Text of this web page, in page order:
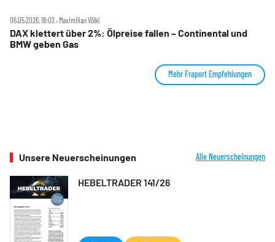
06.05.2026, 18:02 ‧ Maximilian Völkl
DAX klettert über 2%: Ölpreise fallen – Continental und
BMW geben Gas
Mehr Fraport Empfehlungen
Unsere Neuerscheinungen Alle Neuerscheinungen
HEBELTRADER 141/26